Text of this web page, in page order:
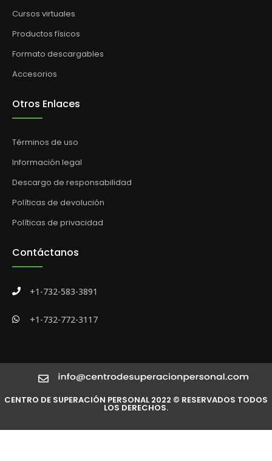
Cursos virtuales
Productos físicos
Formato descargables
Accesorios
Otros Enlaces
Términos de uso
Información legal
Descargo de responsabilidad
Políticas de devolución
Políticas de privacidad
Contáctanos
+1-732-583-3891
+1-732-772-3117
CENTRO DE SUPERACIÓN PERSONAL 2022 © RESERVADOS TODOS
LOS DERECHOS.